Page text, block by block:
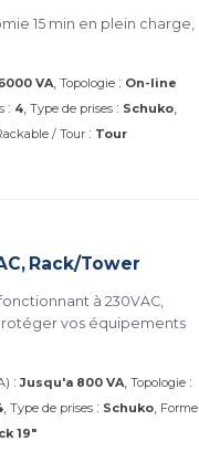
15 min en plein charge,
VA Topologie : On-line
: 4 Type de prises : Schuko
/ Tour : Tour
Rack/Tower
à 230VAC,
vos équipements
:Jusqu'a 800 VA Topologie :
Type de prises : Schuko Forme
19"